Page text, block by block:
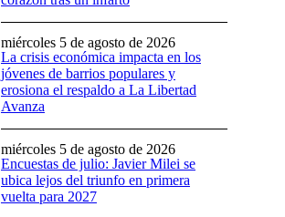
La crisis económica impacta en los
jóvenes de barrios populares y
erosiona el respaldo a La Libertad
Avanza
miércoles 5 de agosto de 2026
Encuestas de julio: Javier Milei se
ubica lejos del triunfo en primera
vuelta para 2027
miércoles 5 de agosto de 2026